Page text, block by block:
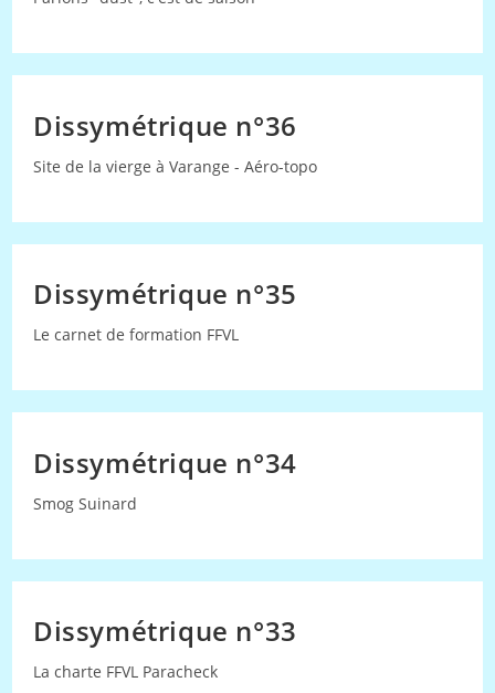
Dissymétrique n°36
Site de la vierge à Varange - Aéro-topo
Dissymétrique n°35
Le carnet de formation FFVL
Dissymétrique n°34
Smog Suinard
Dissymétrique n°33
La charte FFVL Paracheck